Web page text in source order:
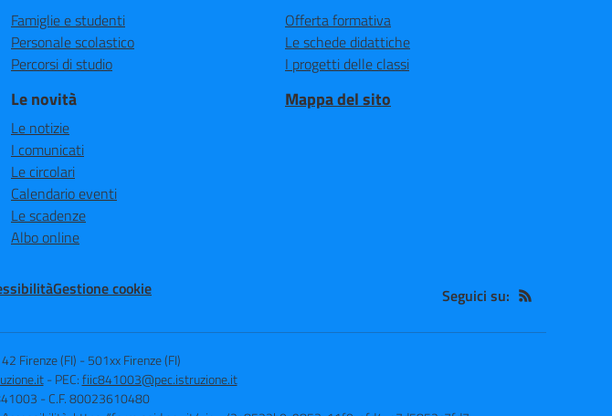
Famiglie e studenti
Personale scolastico
Percorsi di studio
Le novità
Le notizie
I comunicati
Le circolari
Calendario eventi
Le scadenze
Albo online
Offerta formativa
Le schede didattiche
I progetti delle classi
Mappa del sito
Gestione cookie Seguici su:
Firenze (FI) -501xx Firenze (FI)
- PEC:fiic841003@pec.istruzione.it
- C.F. 80023610480